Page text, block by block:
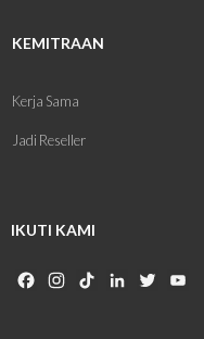
KEMITRAAN
Kerja Sama
Jadi Reseller
IKUTI KAMI
Facebook
Instagram
TikTokLinkedInTwitter